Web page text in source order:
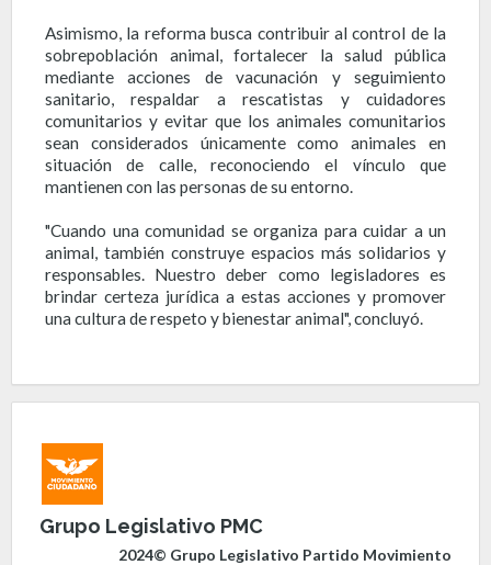
Asimismo, la reforma busca contribuir al control de la
sobrepoblación animal, fortalecer la salud pública
mediante acciones de vacunación y seguimiento
sanitario, respaldar a rescatistas y cuidadores
comunitarios y evitar que los animales comunitarios
sean considerados únicamente como animales en
situación de calle, reconociendo el vínculo que
mantienen con las personas de su entorno.
"Cuando una comunidad se organiza para cuidar a un
animal, también construye espacios más solidarios y
responsables. Nuestro deber como legisladores es
brindar certeza jurídica a estas acciones y promover
una cultura de respeto y bienestar animal", concluyó.
Grupo Legislativo PMC
2024© Grupo Legislativo Partido Movimiento